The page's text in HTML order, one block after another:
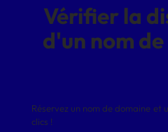
Vérifier la
d'un nom
Réservez un nom de domaine et
clics !